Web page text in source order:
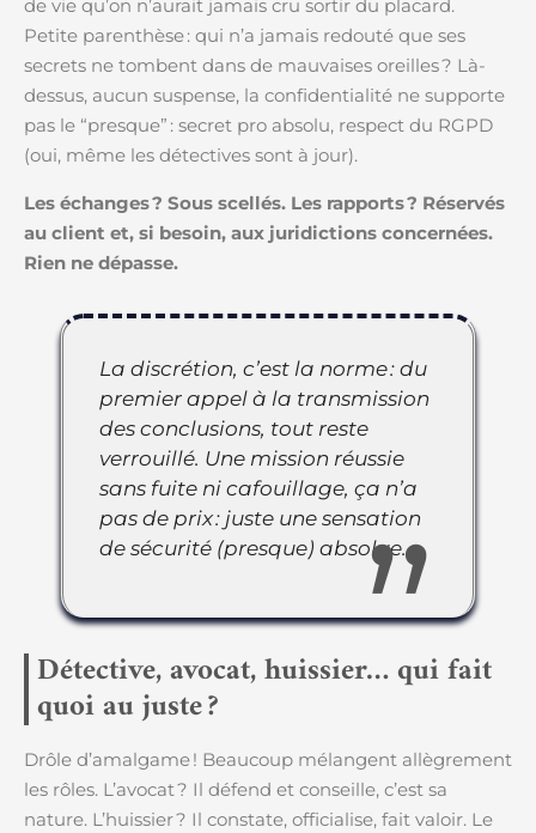
de vie qu’on n’aurait jamais cru sortir du placard.
Petite parenthèse : qui n’a jamais redouté que ses
secrets ne tombent dans de mauvaises oreilles ? Là-
dessus, aucun suspense, la confidentialité ne supporte
pas le “presque” : secret pro absolu, respect du RGPD
(oui, même les détectives sont à jour).
Les échanges ? Sous scellés. Les rapports ? Réservés
au client et, si besoin, aux juridictions concernées.
Rien ne dépasse.
La discrétion, c’est la norme : du
premier appel à la transmission
des conclusions, tout reste
verrouillé. Une mission réussie
sans fuite ni cafouillage, ça n’a
pas de prix : juste une sensation
de sécurité (presque) absolue.
Détective, avocat, huissier… qui fait
quoi au juste ?
Drôle d’amalgame ! Beaucoup mélangent allègrement
les rôles. L’avocat ? Il défend et conseille, c’est sa
nature. L’huissier ? Il constate, officialise, fait valoir. Le